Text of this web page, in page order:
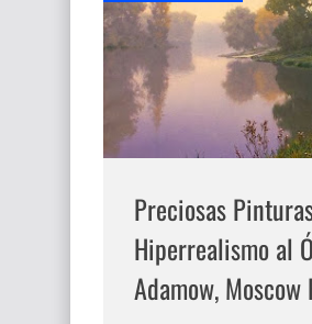
Preciosas
Hiperrealismo al
Adamow, Moscow